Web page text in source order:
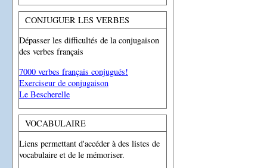
CONJUGUER LES VERBES
Dépasser les difficultés de la conjugaison
des verbes français
7000 verbes français conjugués!
Exerciseur de conjugaison
Le Bescherelle
VOCABULAIRE
Liens permettant d'accéder à des listes de
vocabulaire et de le mémoriser.